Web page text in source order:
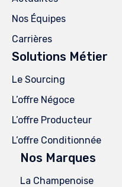
Nos Équipes
Carrières
Solutions Métier
Le Sourcing
L’offre Négoce
L’offre Producteur
L’offre Conditionnée
Nos Marques
La Champenoise